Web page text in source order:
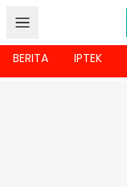
BERITA IPTEK